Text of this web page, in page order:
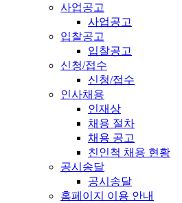
사업공고
사업공고
입찰공고
입찰공고
신청/접수
신청/접수
인사채용
인재상
채용 절차
채용 공고
친인척 채용 현황
공시송달
공시송달
홈페이지 이용 안내